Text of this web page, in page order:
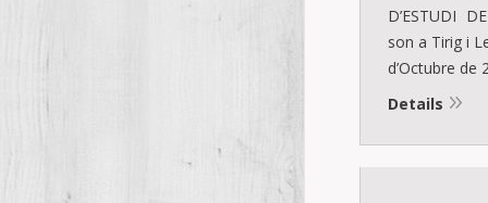
D’ESTUDI
son a Tirig i
d’Octubre de
Details